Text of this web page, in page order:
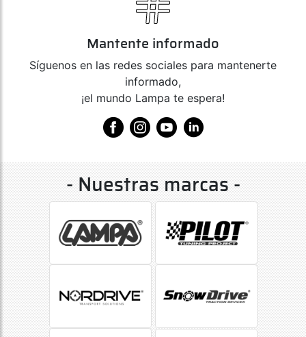
Mantente informado
Síguenos en las redes sociales para mantenerte
informado,
¡el mundo Lampa te espera!
- Nuestras marcas -